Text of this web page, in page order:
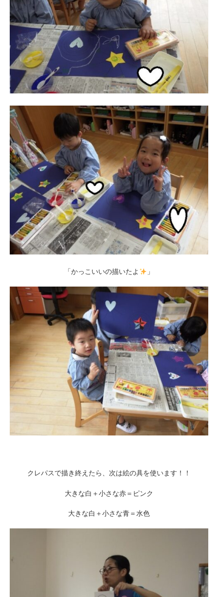
「かっこいいの描いたよ 」
クレパスで描き終えたら、次は絵の具を使います！！
大きな白＋小さな赤＝ピンク
大きな白＋小さな青＝水色